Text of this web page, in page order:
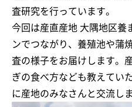
査研究を行っています。
今回は産直産地 大隅地区養
ンでつながり、養殖池や蒲
査の様子をお届けします。
ぎの食べ方なども教えてい
に産地のみなさんと交流し